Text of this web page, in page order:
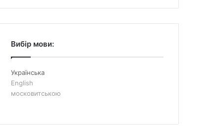
Вибір мови:
Українська
English
московитською